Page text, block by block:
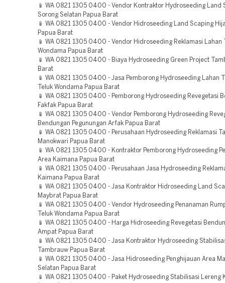
📱 WA 0821 1305 0400 - Vendor Kontraktor Hydroseeding Land
Sorong Selatan Papua Barat
📱 WA 0821 1305 0400 - Vendor Hidroseeding Land Scaping
Papua Barat
📱 WA 0821 1305 0400 - Vendor Hidroseeding Reklamasi Lahan
Wondama Papua Barat
📱 WA 0821 1305 0400 - Biaya Hydroseeding Green Project
Barat
📱 WA 0821 1305 0400 - Jasa Pemborong Hydroseeding Lahan
Teluk Wondama Papua Barat
📱 WA 0821 1305 0400 - Pemborong Hydroseeding Revegetasi
Fakfak Papua Barat
📱 WA 0821 1305 0400 - Vendor Pemborong Hydroseeding
Bendungan Pegunungan Arfak Papua Barat
📱 WA 0821 1305 0400 - Perusahaan Hydroseeding Reklamasi
Manokwari Papua Barat
📱 WA 0821 1305 0400 - Kontraktor Pemborong Hydroseeding
Area Kaimana Papua Barat
📱 WA 0821 1305 0400 - Perusahaan Jasa Hydroseeding
Kaimana Papua Barat
📱 WA 0821 1305 0400 - Jasa Kontraktor Hidroseeding Land
Maybrat Papua Barat
📱 WA 0821 1305 0400 - Vendor Hydroseeding Penanaman
Teluk Wondama Papua Barat
📱 WA 0821 1305 0400 - Harga Hidroseeding Revegetasi
Ampat Papua Barat
📱 WA 0821 1305 0400 - Jasa Kontraktor Hydroseeding
Tambrauw Papua Barat
📱 WA 0821 1305 0400 - Jasa Hidroseeding Penghijauan Area
Selatan Papua Barat
📱 WA 0821 1305 0400 - Paket Hydroseeding Stabilisasi Lereng